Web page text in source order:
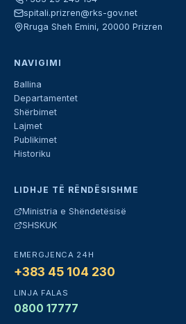
spitali.prizren@rks-gov.net
Rruga Sheh Emini, 20000 Prizren
NAVIGIMI
Ballina
Departamentet
Shërbimet
Lajmet
Publikimet
Historiku
LIDHJE TË RËNDËSISHME
Ministria e Shëndetësisë
SHSKUK
EMERGJENCA 24H
+383 45 104 230
LINJA FALAS
0800 17777